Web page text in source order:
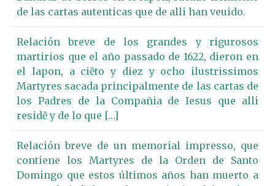
de las cartas autenticas que de alli han veuido.
Relación breve de los grandes y rigurosos
martirios que el año passado de 1622, dieron en
el Iapon, a ciẽto y diez y ocho ilustrissimos
Martyres sacada principalmente de las cartas de
los Padres de la Compañia de Iesus que alli
residẽ y de lo que […]
Relación breve de un memorial impresso, que
contiene los Martyres de la Orden de Santo
Domingo que estos últimos años han muerto a